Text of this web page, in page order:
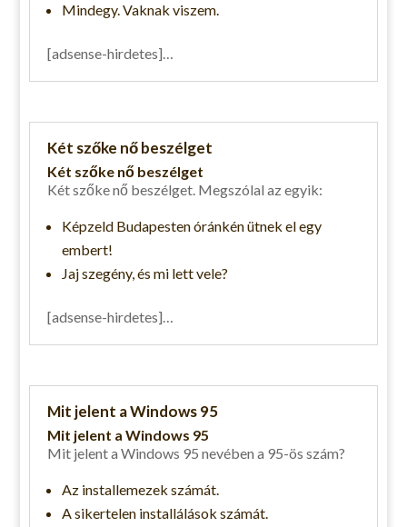
Mindegy. Vaknak viszem.
[adsense-hirdetes]…
Két szőke nő beszélget
Két szőke nő beszélget
Két szőke nő beszélget. Megszólal az egyik:
Képzeld Budapesten óránkén ütnek el egy
embert!
Jaj szegény, és mi lett vele?
[adsense-hirdetes]…
Mit jelent a Windows 95
Mit jelent a Windows 95
Mit jelent a Windows 95 nevében a 95-ös szám?
Az installemezek számát.
A sikertelen installálások számát.